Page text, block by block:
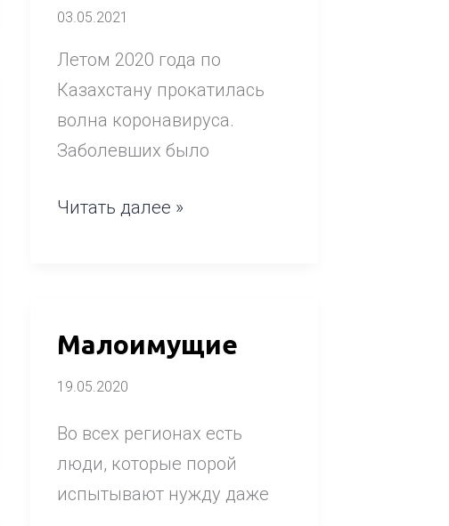
03.05.2021
Летом 2020 года по
Казахстану прокатилась
волна коронавируса.
Заболевших было
и
Читать далее »
Малоимущие
19.05.2020
Во всех регионах есть
люди, которые порой
испытывают нужду даже
Малоимущие